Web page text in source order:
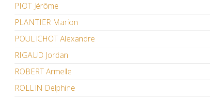
PIOT Jérôme
PLANTIER Marion
POULICHOT Alexandre
RIGAUD Jordan
ROBERT Armelle
ROLLIN Delphine